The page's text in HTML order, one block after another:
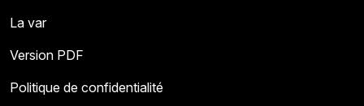
La var
Version PDF
Politique de confidentialité